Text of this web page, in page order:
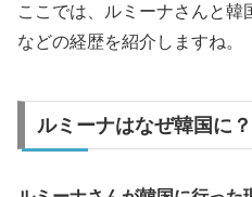
ここでは、ルミーナさんと
などの経歴を紹介しますね。
ルミーナはなぜ韓国に